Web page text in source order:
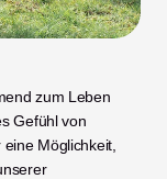
zum Leben
Gefühl von
Möglichkeit,